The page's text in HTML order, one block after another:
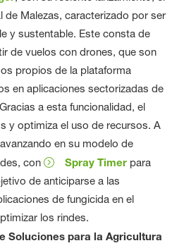
de Malezas, caracterizado por ser
y sustentable. Este consta de
de vuelos con drones, que son
propios de la plataforma
en aplicaciones sectorizadas de
a esta funcionalidad, el
y optimiza el uso de recursos. A
en su modelo de
con
Spray Timer para
de anticiparse a las
de fungicida en el
los rindes.
Soluciones para la Agricultura